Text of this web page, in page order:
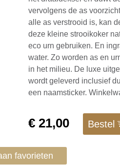
vervolgens de as
alle as verstrooid is, kan
deze kleine strooikoker
eco urn gebruiken. En
water. Zo worden as en
in het milieu. De luxe
wordt geleverd inclusief
een naamsticker.
€21,00 Bestel
favorieten